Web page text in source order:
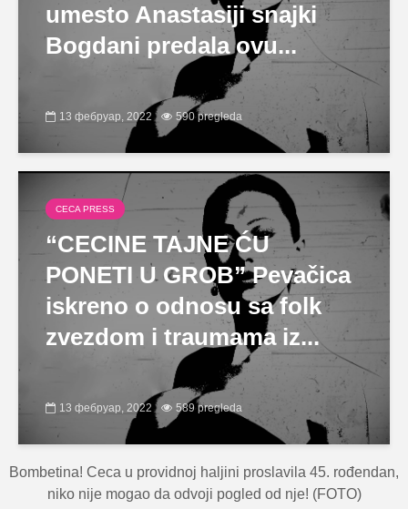
umesto Anastasiji snajki
Bogdani predala ovu...
13 фебруар, 2022 590 pregleda
CECA PRESS
“CECINE TAJNE ĆU
PONETI U GROB” Pevačica
iskreno o odnosu sa folk
zvezdom i traumama iz...
13 фебруар, 2022 589 pregleda
Bombetina! Ceca u providnoj haljini proslavila 45. rođendan,
niko nije mogao da odvoji pogled od nje! (FOTO)